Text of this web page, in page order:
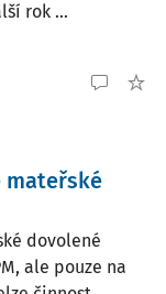
rok ...
mateřské
dovolené
ale pouze na